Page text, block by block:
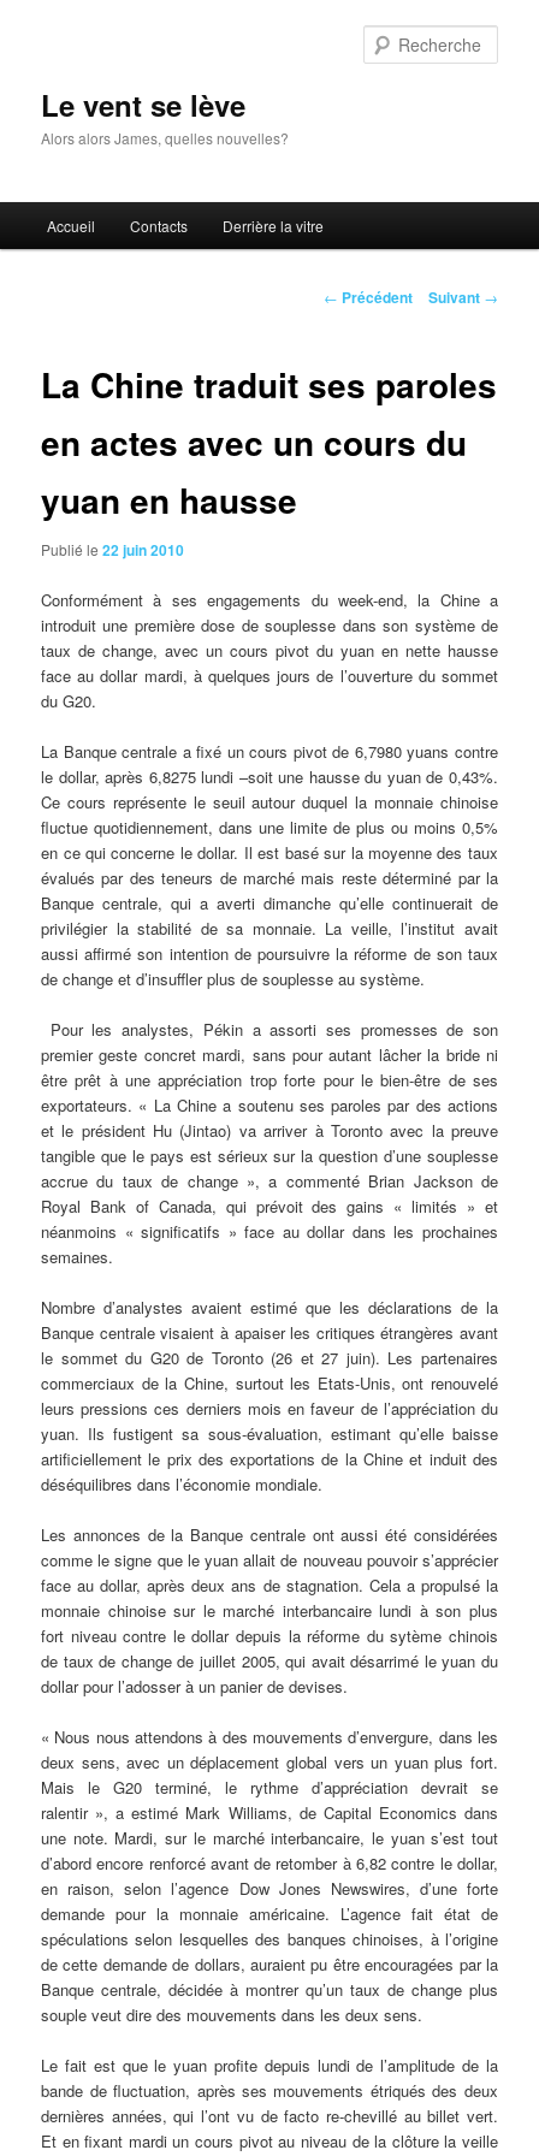
Le vent se lève
Alors alors James, quelles nouvelles?
principal
Accueil Contacts Derrière la vitre
Navigation
← Précédent Suivant →
La Chine traduit ses paroles
en actes avec un cours du
yuan en hausse
Publié le22 juin 2010
Conformémentà ses engagements du week-end, la Chine a
introduit une première dose de souplesse dans son système de
taux de change, avec un cours pivot du yuan en nette hausse
face au dollar mardi, à quelques jours de l’ouverture du sommet
du G20.
La Banque centrale a fixé un cours pivot de 6,7980 yuans contre
le dollar, après 6,8275 lundi –soit une hausse du yuan de 0,43%.
Ce cours représente le seuil autour duquel la monnaie chinoise
fluctue quotidiennement, dans une limite de plus ou moins 0,5%
en ce qui concerne le dollar. Il est basé sur la moyenne des taux
évalués par des teneurs de marché mais reste déterminé par la
Banque centrale, qui a averti dimanche qu’elle continuerait de
privilégier la stabilité de sa monnaie. La veille, l’institut avait
aussi affirmé son intention de poursuivre la réforme de son taux
de change et d’insuffler plus de souplesse au système.
Pour les analystes, Pékin a assorti ses promesses de son
premier geste concret mardi, sans pour autant lâcher la bride ni
être prêt à une appréciation trop forte pour le bien-être de ses
exportateurs. « La Chine a soutenu ses paroles par des actions
et le président Hu (Jintao) va arriver à Toronto avec la preuve
tangible que le pays est sérieux sur la question d’une souplesse
accrue du taux de change », a commenté Brian Jackson de
Royal Bank of Canada, qui prévoit des gains « limités » et
néanmoins « significatifs » face au dollar dans les prochaines
semaines.
Nombre d’analystes avaient estimé que les déclarations de la
Banque centrale visaient à apaiser les critiques étrangères avant
le sommet du G20 de Toronto (26 et 27 juin). Les partenaires
commerciaux de la Chine, surtout les Etats-Unis, ont renouvelé
leurs pressions ces derniers mois en faveur de l’appréciation du
yuan. Ils fustigent sa sous-évaluation, estimant qu’elle baisse
artificiellement le prix des exportations de la Chine et induit des
déséquilibres dans l’économie mondiale.
Les annonces de la Banque centrale ont aussi été considérées
comme le signe que le yuan allait de nouveau pouvoir s’apprécier
face au dollar, après deux ans de stagnation. Cela a propulsé la
monnaie chinoise sur le marché interbancaire lundi à son plus
fort niveau contre le dollar depuis la réforme du sytème chinois
de taux de change de juillet 2005, qui avait désarrimé le yuan du
dollar pour l’adosser à un panier de devises.
« Nous nous attendons à des mouvements d’envergure, dans les
deux sens, avec un déplacement global vers un yuan plus fort.
Mais le G20 terminé, le rythme d’appréciation devrait se
ralentir », a estimé Mark Williams, de Capital Economics dans
une note. Mardi, sur le marché interbancaire, le yuan s’est tout
d’abord encore renforcé avant de retomber à 6,82 contre le dollar,
en raison, selon l’agence Dow Jones Newswires, d’une forte
demande pour la monnaie américaine. L’agence fait état de
spéculations selon lesquelles des banques chinoises, à l’origine
de cette demande de dollars, auraient pu être encouragées par la
Banque centrale, décidée à montrer qu’un taux de change plus
souple veut dire des mouvements dans les deux sens.
Le fait est que le yuan profite depuis lundi de l’amplitude de la
bande de fluctuation, après ses mouvements étriqués des deux
dernières années, qui l’ont vu de facto re-chevillé au billet vert.
Et en fixant mardi un cours pivot au niveau de la clôture la veille